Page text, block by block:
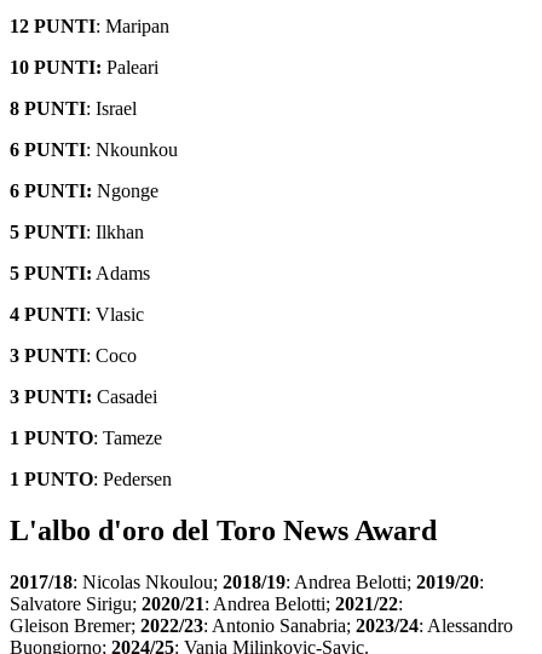
12 PUNTI: Maripan
10 PUNTI: Paleari
8 PUNTI: Israel
6 PUNTI: Nkounkou
6 PUNTI: Ngonge
5 PUNTI: Ilkhan
5 PUNTI: Adams
4 PUNTI: Vlasic
3 PUNTI: Coco
3 PUNTI: Casadei
1 PUNTO: Tameze
1 PUNTO: Pedersen
L'albo d'oro del Toro News Award
2017/18: Nicolas Nkoulou; 2018/19: Andrea Belotti; 2019/20:
Salvatore Sirigu; 2020/21: Andrea Belotti; 2021/22:
Gleison Bremer; 2022/23: Antonio Sanabria; 2023/24: Alessandro
Buongiorno; 2024/25: Vanja Milinkovic-Savic.